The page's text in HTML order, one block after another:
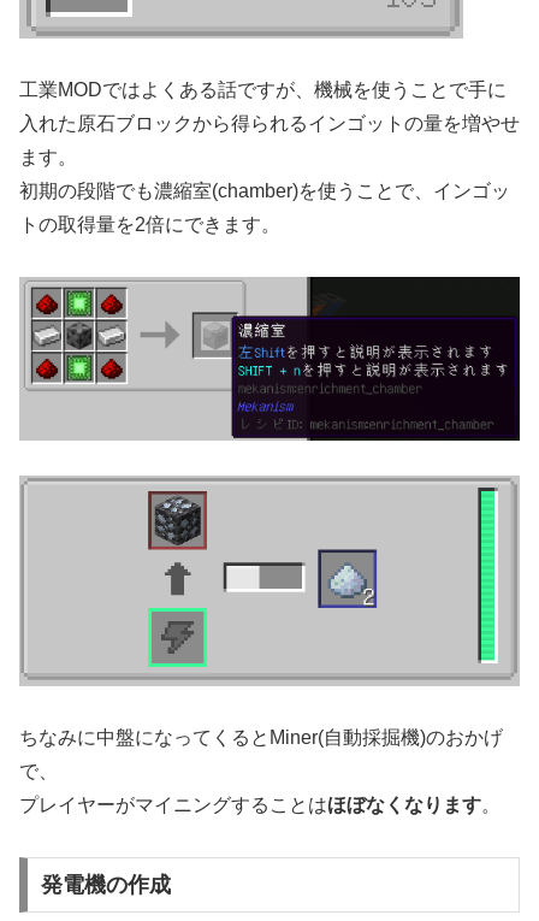
工業MODではよくある話ですが、機械を使うことで手に
入れた原石ブロックから得られるインゴットの量を増やせ
ます。
初期の段階でも濃縮室(chamber)を使うことで、インゴッ
トの取得量を2倍にできます。
ちなみに中盤になってくるとMiner(自動採掘機)のおかげ
で、
プレイヤーがマイニングすることはほぼなくなります。
発電機の作成